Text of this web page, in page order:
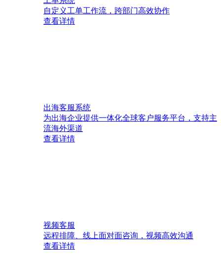
自定义工单工作流，跨部门高效协作
查看详情
出海客服系统
为出海企业提供一体化全球客户服务平台，支持主
流海外渠道
查看详情
视频客服
远程排障、线上面对面咨询，视频高效沟通
查看详情